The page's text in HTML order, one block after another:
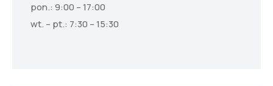
pon.: 9:00 – 17:00
wt. – pt.: 7:30 – 15:30